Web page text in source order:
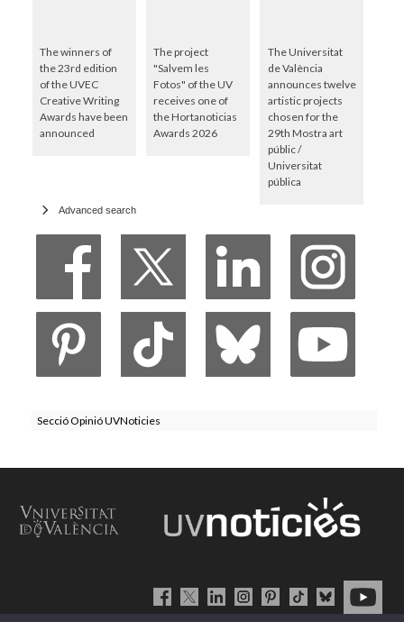
The winners of
the 23rd edition
of the UVEC
Creative Writing
Awards have been
announced
The project
"Salvem les
Fotos" of the UV
receives one of
the Hortanoticias
Awards 2026
The Universitat
de València
announces twelve
artistic projects
chosen for the
29th Mostra art
públic /
Universitat
pública
Advanced search
Secció Opinió UVNoticies